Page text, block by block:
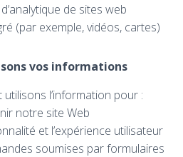
de sites web
(par exemple, vidéos, cartes)
vos informations
l’information pour :
notre site Web
et l’expérience utilisateur
soumises par formulaires